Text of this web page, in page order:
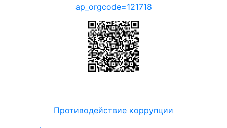
ap_orgcode=121718
Противодействие коррупции